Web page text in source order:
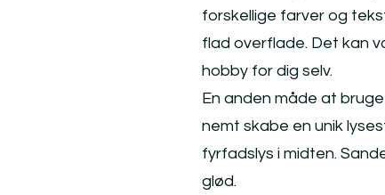
forskellige farver og
flad overflade. Det kan
hobby for dig selv.
En anden måde at
nemt skabe en unik
fyrfadslys i midten.
glød.